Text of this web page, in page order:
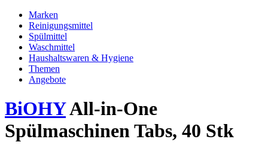
Marken
Reinigungsmittel
Spülmittel
Waschmittel
Haushaltswaren & Hygiene
Themen
Angebote
BiOHYAll-in-One
Spülmaschinen Tabs, 40 Stk